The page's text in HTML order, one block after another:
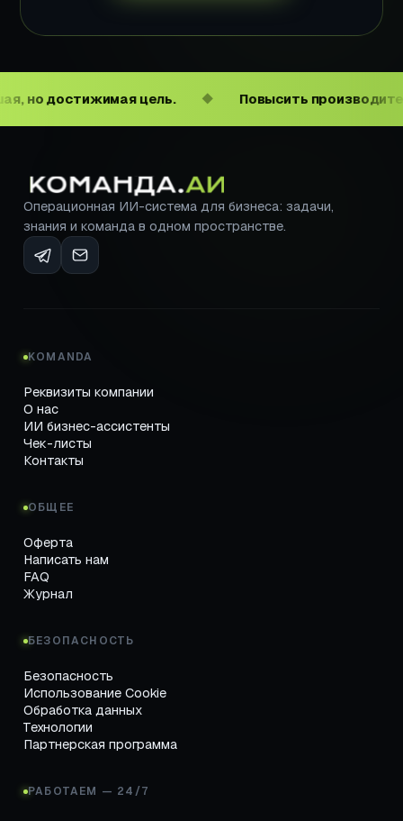
цель. ◆ Повысить
Операционная ИИ-система для бизнеса: задачи,
знания и команда в одном пространстве.
KOMANDA
Реквизиты компании
О нас
ИИ бизнес-ассистенты
Чек-листы
Контакты
ОБЩЕЕ
Оферта
Написать нам
FAQ
Журнал
БЕЗОПАСНОСТЬ
Безопасность
Использование Cookie
Обработка данных
Технологии
Партнерская программа
РАБОТАЕМ — 24/7